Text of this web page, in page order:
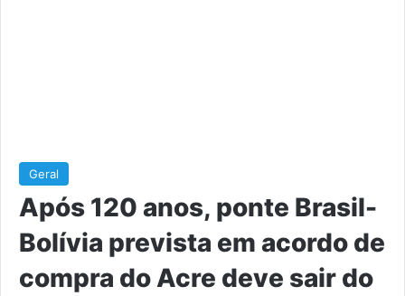
Geral
Após 120 anos, ponte Brasil-
Bolívia prevista em acordo de
compra do Acre deve sair do